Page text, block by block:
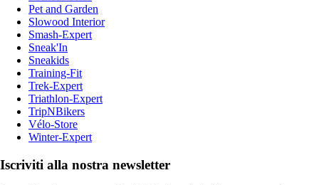
Pet and Garden
Slowood Interior
Smash-Expert
Sneak'In
Sneakids
Training-Fit
Trek-Expert
Triathlon-Expert
TripNBikers
Vélo-Store
Winter-Expert
Iscriviti alla nostra newsletter